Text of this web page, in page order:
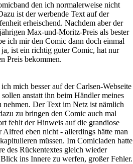
den ich normalerweise nicht
ist der werbende Text auf der
erheischend. Nachdem aber der
Max-und-Moritz-Preis als bester
ich mir den Comic dann doch einmal
ja, ist ein richtig guter Comic, hat nur
Preis bekommen.
mich besser auf der Carlsen-Webseite
anstatt ihn beim Händler meines
nehmen. Der Text im Netz ist nämlich
zu bringen den Comic auch mal
fehlt der Hinweis auf die grandiose
eben nicht - allerdings hätte man
müssen. Im Comicladen hatte
des Rückentextes gleich wieder
ins Innere zu werfen, großer Fehler.